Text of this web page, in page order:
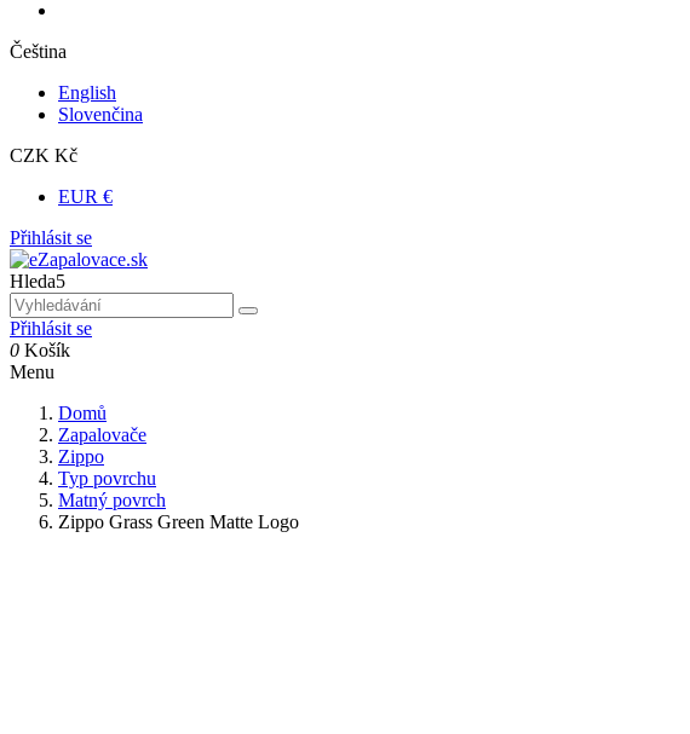
Čeština
English
Slovenčina
CZK Kč
EUR €
Přihlásit se
Hleda5
Přihlásit se
0 Košík
Menu
Domů
Zapalovače
Zippo
Typ povrchu
Matný povrch
Zippo Grass Green Matte Logo